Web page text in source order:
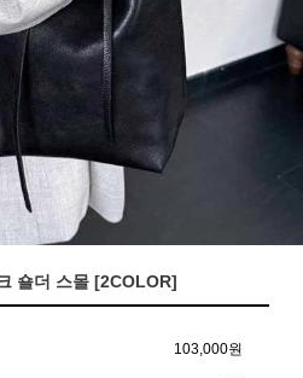
숄더 스몰 [2COLOR]
103,000원